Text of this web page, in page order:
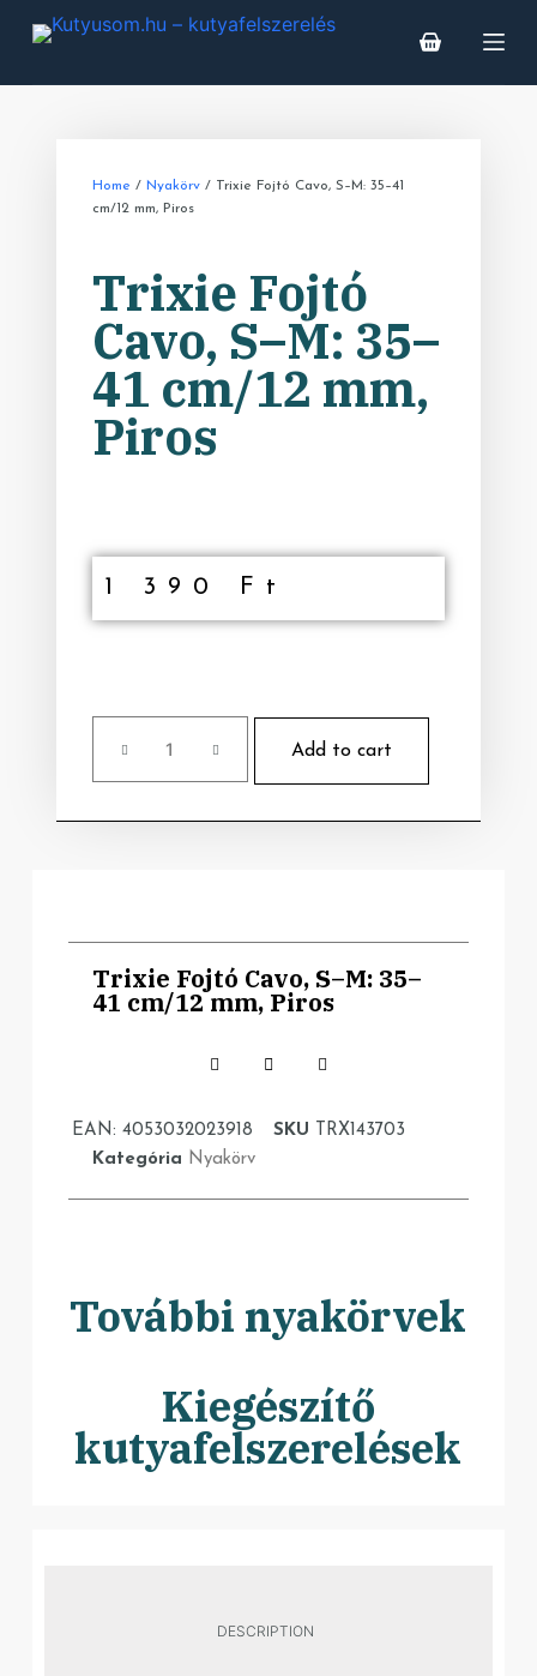
S
i
Home / Nyakörv/ Trixie Fojtó Cavo, S–M: 35–41
cm/12 mm, Piros
Trixie Fojtó
Cavo, S–M: 35–
41 cm/12 mm,
Piros
1 390 Ft
Add to cart
Trixie Fojtó Cavo, S–M: 35–
41 cm/12 mm, Piros
EAN: 4053032023918 SKU
TRX143703
Kategória Nyakörv
További nyakörvek
Kiegészítő
kutyafelszerelések
DESCRIPTION